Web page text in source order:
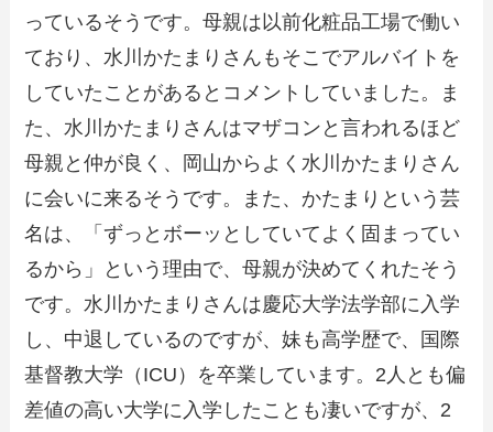
っているそうです。母親は以前化粧品工場で働い
ており、水川かたまりさんもそこでアルバイトを
していたことがあるとコメントしていました。ま
た、水川かたまりさんはマザコンと言われるほど
母親と仲が良く、岡山からよく水川かたまりさん
に会いに来るそうです。また、かたまりという芸
名は、「ずっとボーッとしていてよく固まってい
るから」という理由で、母親が決めてくれたそう
です。水川かたまりさんは慶応大学法学部に入学
し、中退しているのですが、妹も高学歴で、国際
基督教大学（ICU）を卒業しています。2人とも偏
差値の高い大学に入学したことも凄いですが、2